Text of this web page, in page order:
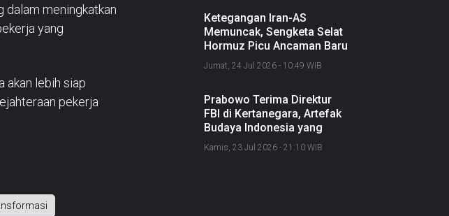
dalam meningkatkan
yang
akan lebih siap
pekerja
Ketegangan Iran-AS
Memuncak, Sengketa Selat
Hormuz Picu Ancaman Baru
soal Jalur Minyak Dunia
Jumat, 24 Jul 2026 - 10:49 WIB
Prabowo Terima Direktur
FBI di Kertanegara, Artefak
Budaya Indonesia yang
Diselundupkan Dipulangkan
Kamis, 23 Jul 2026 - 21:10 WIB